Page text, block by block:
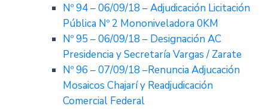
Nº 94 – 06/09/18 – Adjudicación Licitación
Pública Nº 2 Mononiveladora 0KM
Nº 95 – 06/09/18 – Designación AC
Presidencia y Secretaría Vargas / Zarate
Nº 96 – 07/09/18 –Renuncia Adjucación
Mosaicos Chajarí y Readjudicación
Comercial Federal